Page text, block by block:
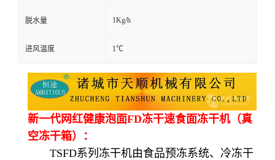
脱水量 1Kg/h
进风温度 1℃
新一代网红健康泡面FD冻干速食面冻干机（真
空冻干箱）：
TSFD系列冻干机由食品预冻系统、冷冻干